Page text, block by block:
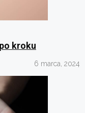
kroku
6 marca, 2024